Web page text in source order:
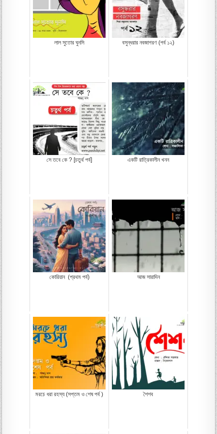
লাল সুতোর ঘুনসি বসুন্ধরার নবজাগরণ (পর্ব ১২)
সে তবে কে ? [চতুর্থ পর্ব] একটি রাত্রিকালীন খনন
কোরিয়ান (প্রথম পর্ব) আজ সারাদিন
মরচে ধরা রহস্য (সপ্তম ও শেষ পর্ব ) শৈশব